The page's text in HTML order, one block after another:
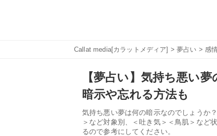
Callat media[カラットメディア] >夢占い > 感
【夢占い】気持ち悪い
暗示や忘れる方法も
気持ち悪い夢は何の暗示なのでしょうか
＞など対象別、＜吐き気＞＜鳥肌＞など
るので参考にしてください。